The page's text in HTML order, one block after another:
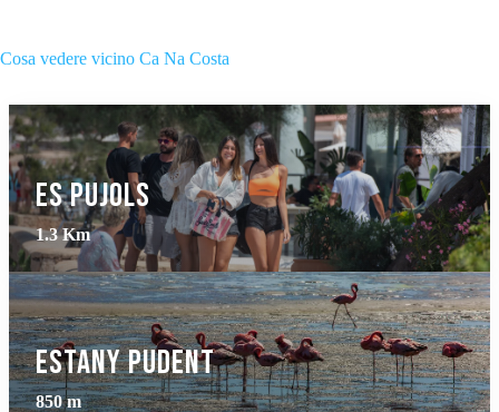
Cosa vedere vicino Ca Na Costa
Es Pujols
1.3 Km
Estany Pudent
850 m